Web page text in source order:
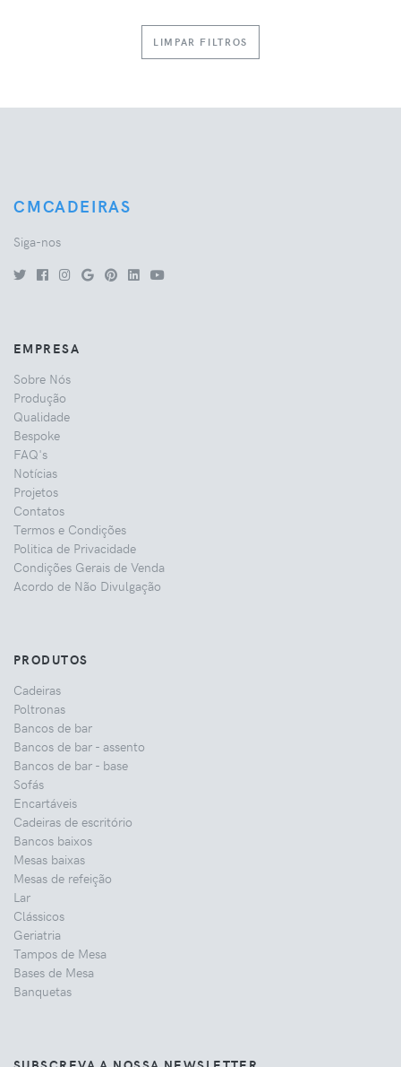
LIMPAR FILTROS
CMCADEIRAS
Siga-nos
EMPRESA
Sobre Nós
Produção
Qualidade
Bespoke
FAQ's
Notícias
Projetos
Contatos
Termos e Condições
Politica de Privacidade
Condições Gerais de Venda
Acordo de Não Divulgação
PRODUTOS
Cadeiras
Poltronas
Bancos de bar
Bancos de bar - assento
Bancos de bar - base
Sofás
Encartáveis
Cadeiras de escritório
Bancos baixos
Mesas baixas
Mesas de refeição
Lar
Clássicos
Geriatria
Tampos de Mesa
Bases de Mesa
Banquetas